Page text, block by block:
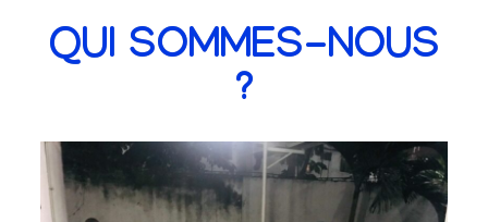
QUI SOMMES-NOUS
?